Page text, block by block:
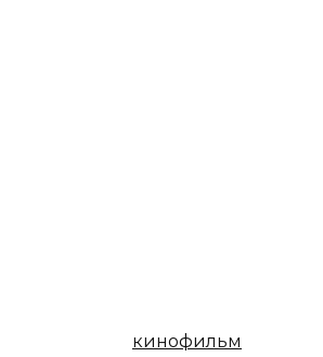
кинофильм